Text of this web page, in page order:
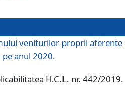
veniturilor proprii aferente
anul 2020.
H.C.L. nr. 442/2019.